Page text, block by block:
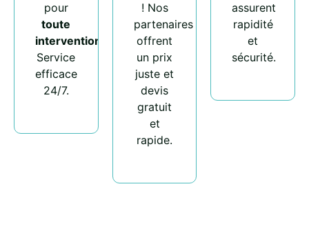
pour
toute
intervention
Service
efficace
24/7.
! Nos
partenaires
offrent
un prix
juste et
devis
gratuit
et
rapide.
assurent
rapidité
et
sécurité.